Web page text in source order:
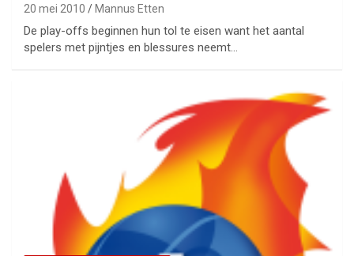
20 mei 2010 Mannus Etten
De play-offs beginnen hun tol te eisen want het aantal
spelers met pijntjes en blessures neemt…